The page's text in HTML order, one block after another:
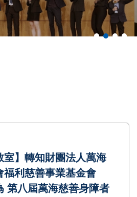
室】轉知財團法人萬海
福利慈善事業基金會
第八屆萬海慈善身障者